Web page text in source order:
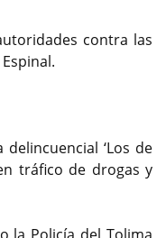
contra las
‘Los de
tráfico de drogas y